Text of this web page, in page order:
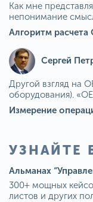
Как мне
непонимание
Сергей
Другой взгляд на
оборудования).
УЗНАЙТЕ
Альманах
300+ мощных
листов и других